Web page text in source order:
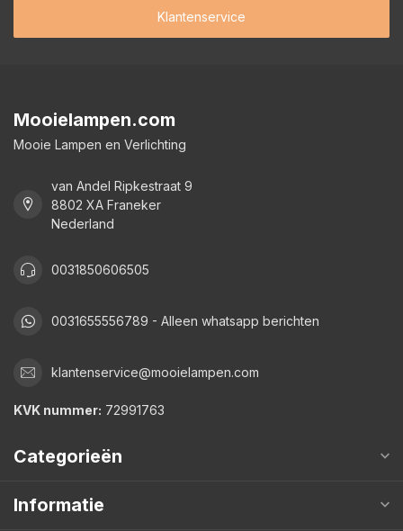
Klantenservice
Mooielampen.com
Mooie Lampen en Verlichting
van Andel Ripkestraat 9
8802 XA Franeker
Nederland
0031850606505
0031655556789 - Alleen whatsapp berichten
klantenservice@mooielampen.com
KVK nummer: 72991763
Categorieën
Informatie